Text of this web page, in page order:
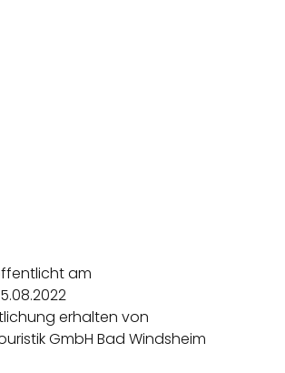
am
erhalten von
GmbH Bad Windsheim